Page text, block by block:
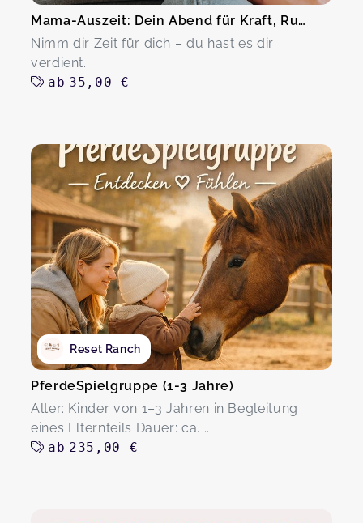
Mama-Auszeit: Dein Abend für Kraft, Ruhe & Austausch
Nimm dir Zeit für dich – du hast es dir
verdient.
ab 35,00 €
Reset Ranch
PferdeSpielgruppe (1-3 Jahre)
Alter: Kinder von 1–3 Jahren in Begleitung
eines Elternteils Dauer: ca. ...
ab 235,00 €